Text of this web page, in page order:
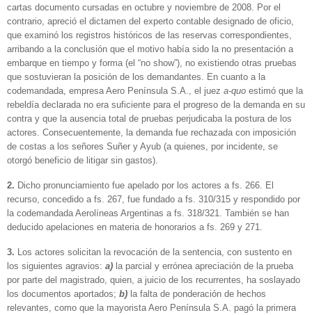
cartas documento cursadas en octubre y noviembre de 2008. Por el
contrario, apreció el dictamen del experto contable designado de oficio,
que examinó los registros históricos de las reservas correspondientes,
arribando a la conclusión que el motivo había sido la no presentación a
embarque en tiempo y forma (el “no show”), no existiendo otras pruebas
que sostuvieran la posición de los demandantes. En cuanto a la
codemandada, empresa Aero Península S.A., el juez a-quo estimó que la
rebeldía declarada no era suficiente para el progreso de la demanda en su
contra y que la ausencia total de pruebas perjudicaba la postura de los
actores. Consecuentemente, la demanda fue rechazada con imposición
de costas a los señores Suñer y Ayub (a quienes, por incidente, se
otorgó beneficio de litigar sin gastos).
2. Dicho pronunciamiento fue apelado por los actores a fs. 266. El
recurso, concedido a fs. 267, fue fundado a fs. 310/315 y respondido por
la codemandada Aerolíneas Argentinas a fs. 318/321. También se han
deducido apelaciones en materia de honorarios a fs. 269 y 271.
3. Los actores solicitan la revocación de la sentencia, con sustento en
los siguientes agravios: a) la parcial y errónea apreciación de la prueba
por parte del magistrado, quien, a juicio de los recurrentes, ha soslayado
los documentos aportados; b) la falta de ponderación de hechos
relevantes, como que la mayorista Aero Península S.A. pagó la primera